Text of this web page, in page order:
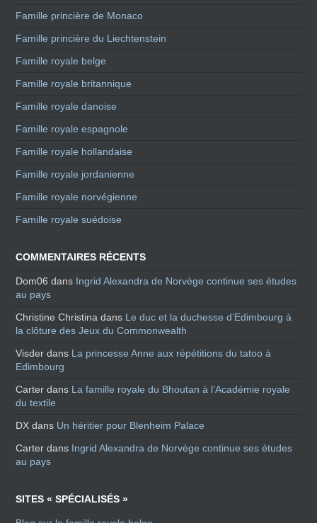
Famille princière de Monaco
Famille princière du Liechtenstein
Famille royale belge
Famille royale britannique
Famille royale danoise
Famille royale espagnole
Famille royale hollandaise
Famille royale jordanienne
Famille royale norvégienne
Famille royale suédoise
COMMENTAIRES RÉCENTS
Dom06 dans Ingrid Alexandra de Norvège continue ses études
au pays
Christine Christina dans Le duc et la duchesse d’Edimbourg à
la clôture des Jeux du Commonwealth
Visder dans La princesse Anne aux répétitions du tatoo à
Edimbourg
Carter dans La famille royale du Bhoutan à l’Académie royale
du textile
DX dans Un héritier pour Blenheim Palace
Carter dans Ingrid Alexandra de Norvège continue ses études
au pays
SITES « SPÉCIALISÉS »